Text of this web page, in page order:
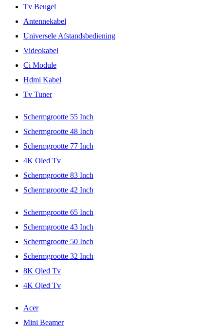
Tv Beugel
Antennekabel
Universele Afstandsbediening
Videokabel
Ci Module
Hdmi Kabel
Tv Tuner
Schermgrootte 55 Inch
Schermgrootte 48 Inch
Schermgrootte 77 Inch
4K Oled Tv
Schermgrootte 83 Inch
Schermgrootte 42 Inch
Schermgrootte 65 Inch
Schermgrootte 43 Inch
Schermgrootte 50 Inch
Schermgrootte 32 Inch
8K Qled Tv
4K Qled Tv
Acer
Mini Beamer